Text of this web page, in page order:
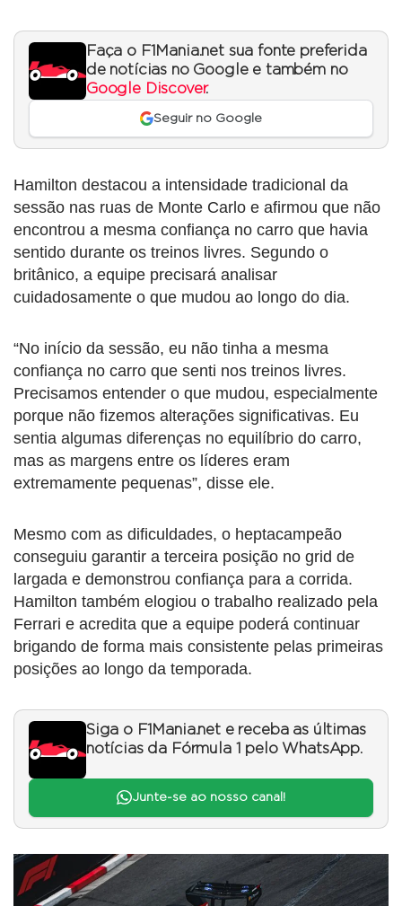
Faça o F1Mania.net sua fonte preferida
de notícias no Google e também no
Google Discover.
Seguir no Google
Hamilton destacou a intensidade tradicional da
sessão nas ruas de Monte Carlo e afirmou que não
encontrou a mesma confiança no carro que havia
sentido durante os treinos livres. Segundo o
britânico, a equipe precisará analisar
cuidadosamente o que mudou ao longo do dia.
“No início da sessão, eu não tinha a mesma
confiança no carro que senti nos treinos livres.
Precisamos entender o que mudou, especialmente
porque não fizemos alterações significativas. Eu
sentia algumas diferenças no equilíbrio do carro,
mas as margens entre os líderes eram
extremamente pequenas”, disse ele.
Mesmo com as dificuldades, o heptacampeão
conseguiu garantir a terceira posição no grid de
largada e demonstrou confiança para a corrida.
Hamilton também elogiou o trabalho realizado pela
Ferrari e acredita que a equipe poderá continuar
brigando de forma mais consistente pelas primeiras
posições ao longo da temporada.
Siga o F1Mania.net e receba as últimas
notícias da Fórmula 1 pelo WhatsApp.
Junte-se ao nosso canal!